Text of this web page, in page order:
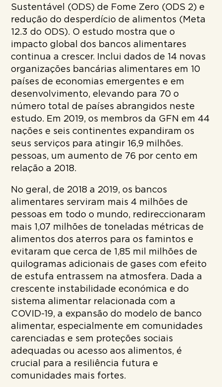
Sustentável (ODS) de Fome Zero (ODS 2) e
redução do desperdício de alimentos (Meta
12.3 do ODS). O estudo mostra que o
impacto global dos bancos alimentares
continua a crescer. Inclui dados de 14 novas
organizações bancárias alimentares em 10
países de economias emergentes e em
desenvolvimento, elevando para 70 o
número total de países abrangidos neste
estudo. Em 2019, os membros da GFN em 44
nações e seis continentes expandiram os
seus serviços para atingir 16,9 milhões.
pessoas, um aumento de 76 por cento em
relação a 2018.
No geral, de 2018 a 2019, os bancos
alimentares serviram mais 4 milhões de
pessoas em todo o mundo, redireccionaram
mais 1,07 milhões de toneladas métricas de
alimentos dos aterros para os famintos e
evitaram que cerca de 1,85 mil milhões de
quilogramas adicionais de gases com efeito
de estufa entrassem na atmosfera. Dada a
crescente instabilidade económica e do
sistema alimentar relacionada com a
COVID-19, a expansão do modelo de banco
alimentar, especialmente em comunidades
carenciadas e sem proteções sociais
adequadas ou acesso aos alimentos, é
crucial para a resiliência futura e
comunidades mais fortes.